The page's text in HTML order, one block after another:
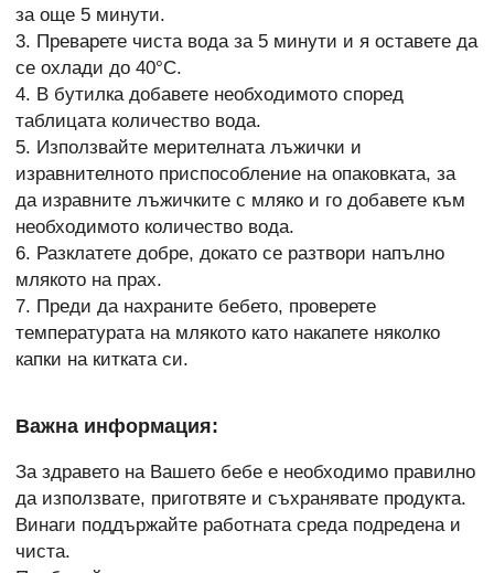
за още 5 минути.
3. Преварете чиста вода за 5 минути и я оставете да
се охлади до 40°C.
4. В бутилка добавете необходимото според
таблицата количество вода.
5. Използвайте мерителната лъжички и
изравнителното приспособление на опаковката, за
да изравните лъжичките с мляко и го добавете към
необходимото количество вода.
6. Разклатете добре, докато се разтвори напълно
млякото на прах.
7. Преди да нахраните бебето, проверете
температурата на млякото като накапете няколко
капки на китката си.
Важна информация:
За здравето на Вашето бебе е необходимо правилно
да използвате, приготвяте и съхранявате продукта.
Винаги поддържайте работната среда подредена и
чиста.